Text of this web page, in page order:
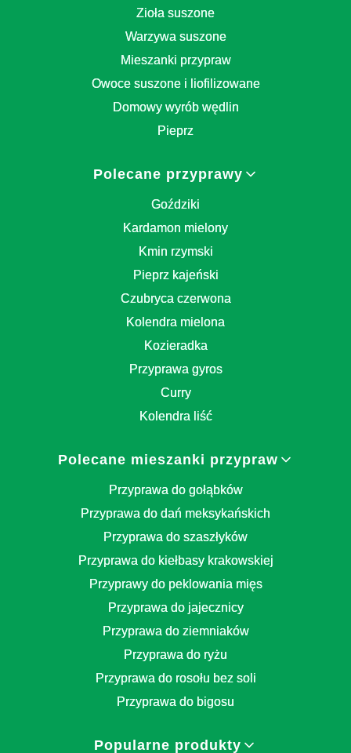
Zioła suszone
Warzywa suszone
Mieszanki przypraw
Owoce suszone i liofilizowane
Domowy wyrób wędlin
Pieprz
Polecane przyprawy
Goździki
Kardamon mielony
Kmin rzymski
Pieprz kajeński
Czubryca czerwona
Kolendra mielona
Kozieradka
Przyprawa gyros
Curry
Kolendra liść
Polecane mieszanki przypraw
Przyprawa do gołąbków
Przyprawa do dań meksykańskich
Przyprawa do szaszłyków
Przyprawa do kiełbasy krakowskiej
Przyprawy do peklowania mięs
Przyprawa do jajecznicy
Przyprawa do ziemniaków
Przyprawa do ryżu
Przyprawa do rosołu bez soli
Przyprawa do bigosu
Popularne produkty